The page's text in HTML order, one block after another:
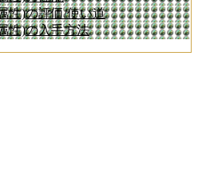
性)の評価/使い道
性)の入手方法